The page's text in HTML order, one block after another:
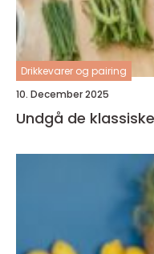
Drikkevarer og pairing
10. December 2025
Undgå de